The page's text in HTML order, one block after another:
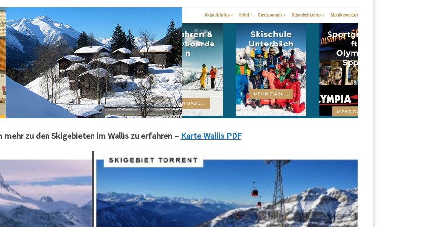
mehr zu den Skigebieten im Wallis zu erfahren – Karte Wallis PDF